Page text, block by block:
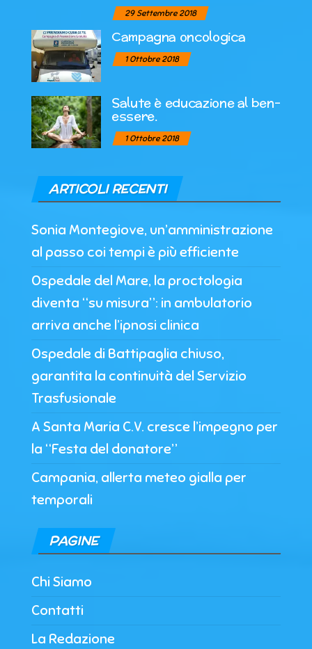
29 Settembre 2018
Campagna oncologica
1 Ottobre 2018
Salute è educazione al ben-
essere.
1 Ottobre 2018
ARTICOLI RECENTI
Sonia Montegiove, un’amministrazione
al passo coi tempi è più efficiente
Ospedale del Mare, la proctologia
diventa “su misura”: in ambulatorio
arriva anche l’ipnosi clinica
Ospedale di Battipaglia chiuso,
garantita la continuità del Servizio
Trasfusionale
A Santa Maria C.V. cresce l’impegno per
la “Festa del donatore”
Campania, allerta meteo gialla per
temporali
PAGINE
Chi Siamo
Contatti
La Redazione